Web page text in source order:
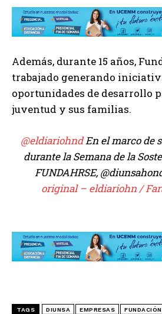
Además, durante 15 años,
trabajado generando
oportunidades de desarrollo
juventud y sus familias.
@eldiariohndEn el marco de
durante la Semana de la
FUNDAHRSE,
original – eldiariohn /
TAGS DIUNSA EMPRESAS